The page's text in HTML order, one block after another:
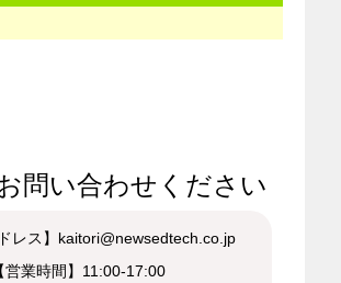
問い合わせください
レス】kaitori@newsedtech.co.jp
営業時間】11:00-17:00